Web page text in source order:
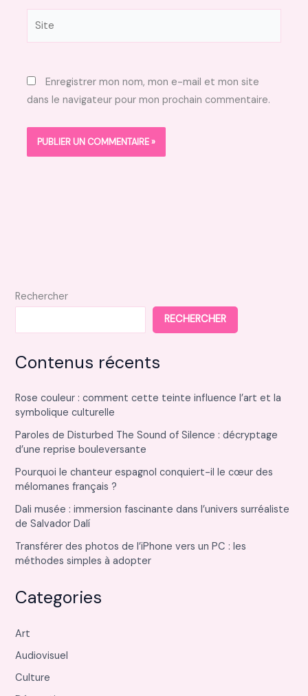
Enregistrer mon nom, mon e-mail et mon site
dans le navigateur pour mon prochain commentaire.
Rechercher
RECHERCHER
Contenus récents
Rose couleur : comment cette teinte influence l’art et la
symbolique culturelle
Paroles de Disturbed The Sound of Silence : décryptage
d’une reprise bouleversante
Pourquoi le chanteur espagnol conquiert-il le cœur des
mélomanes français ?
Dali musée : immersion fascinante dans l’univers surréaliste
de Salvador Dalí
Transférer des photos de l’iPhone vers un PC : les
méthodes simples à adopter
Categories
Art
Audiovisuel
Culture